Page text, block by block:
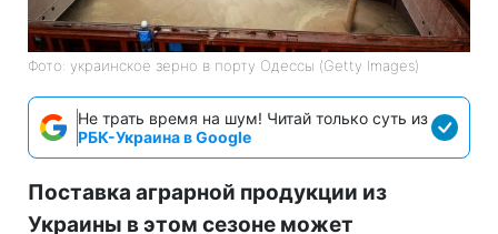
Фото: украинское зерно в порту Одессы (Getty Images)
Не трать время на шум! Читай только суть из
РБК-Украина в Google
Поставка аграрной продукции из
Украины в этом сезоне может